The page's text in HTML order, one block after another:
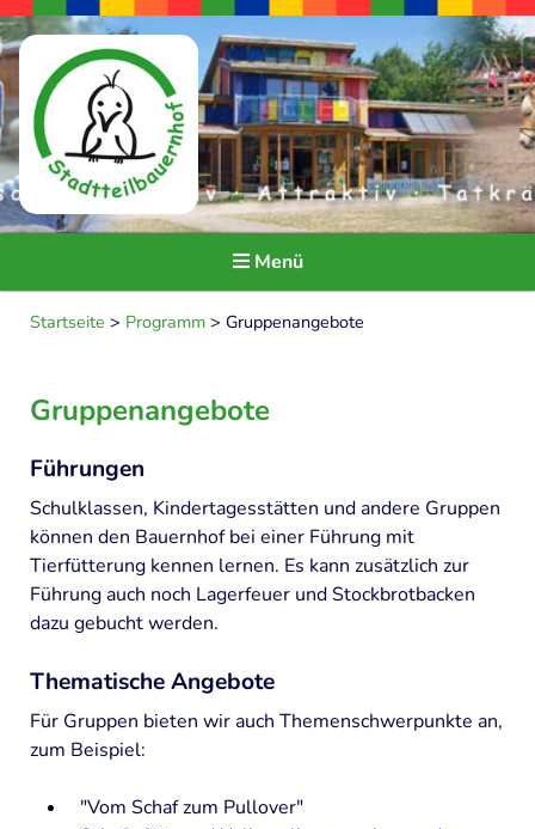
Menü
Seitendarstellung ändern
ÜBER UNS
Ideen und Ziele
Träger und Kooperationspartner
Organisation und Finanzierung
FILME
"Offene Tür"
Gruppenangebote
Ferienaktionen
Startseite > Programm > Gruppenangebote
Gruppenangebote
Führungen
Schulklassen, Kindertagesstätten und andere Gruppen
können den Bauernhof bei einer Führung mit
Tierfütterung kennen lernen. Es kann zusätzlich zur
Führung auch noch Lagerfeuer und Stockbrotbacken
dazu gebucht werden.
Thematische Angebote
Für Gruppen bieten wir auch Themenschwerpunkte an,
zum Beispiel:
"Vom Schaf zum Pullover"